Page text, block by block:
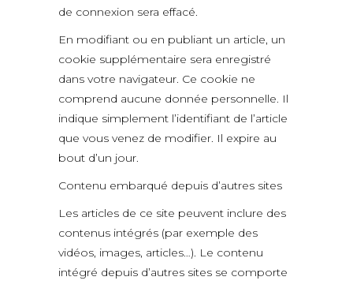
de connexion sera effacé.
En modifiant ou en publiant un article, un
cookie supplémentaire sera enregistré
dans votre navigateur. Ce cookie ne
comprend aucune donnée personnelle. Il
indique simplement l’identifiant de l’article
que vous venez de modifier. Il expire au
bout d’un jour.
Contenu embarqué depuis d’autres sites
Les articles de ce site peuvent inclure des
contenus intégrés (par exemple des
vidéos, images, articles…). Le contenu
intégré depuis d’autres sites se comporte